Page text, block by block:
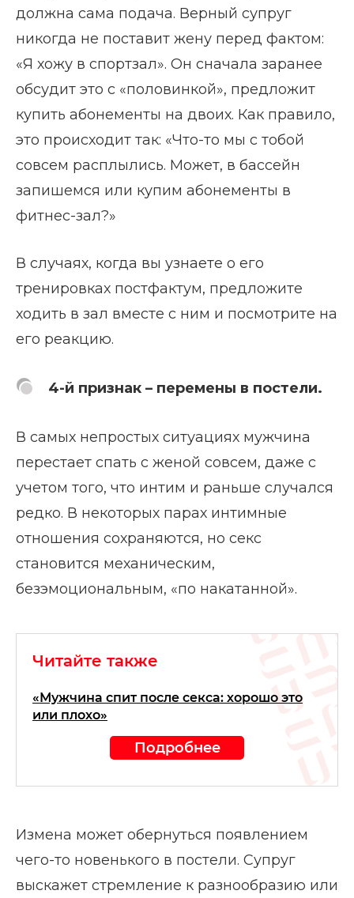
должна сама подача. Верный супруг
никогда не поставит жену перед фактом:
«Я хожу в спортзал». Он сначала заранее
обсудит это с «половинкой», предложит
купить абонементы на двоих. Как правило,
это происходит так: «Что-то мы с тобой
совсем расплылись. Может, в бассейн
запишемся или купим абонементы в
фитнес-зал?»
В случаях, когда вы узнаете о его
тренировках постфактум, предложите
ходить в зал вместе с ним и посмотрите на
его реакцию.
4-й признак – перемены в постели.
В самых непростых ситуациях мужчина
перестает спать с женой совсем, даже с
учетом того, что интим и раньше случался
редко. В некоторых парах интимные
отношения сохраняются, но секс
становится механическим,
безэмоциональным, «по накатанной».
Читайте также
«Мужчина спит после секса: хорошо это
или плохо»
Подробнее
Измена может обернуться появлением
чего-то новенького в постели. Супруг
выскажет стремление к разнообразию или